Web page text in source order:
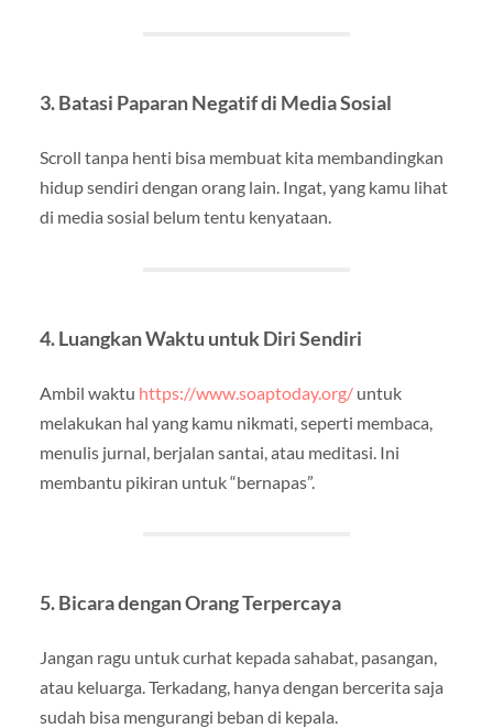
3.Batasi Paparan Negatif di Media Sosial
Scroll tanpa henti bisa membuat kita membandingkan
hidup sendiri dengan orang lain. Ingat, yang kamu lihat
di media sosial belum tentu kenyataan.
4.Luangkan Waktu untuk Diri Sendiri
Ambil waktu https://www.soaptoday.org/untuk
melakukan hal yang kamu nikmati, seperti membaca,
menulis jurnal, berjalan santai, atau meditasi. Ini
membantu pikiran untuk “bernapas”.
5.Bicara dengan Orang Terpercaya
Jangan ragu untuk curhat kepada sahabat, pasangan,
atau keluarga. Terkadang, hanya dengan bercerita saja
sudah bisa mengurangi beban di kepala.